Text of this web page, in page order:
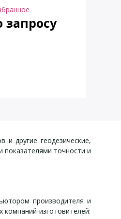
запросу
и другие геодезические,
показателями точности и
производителя и
изготовителей: